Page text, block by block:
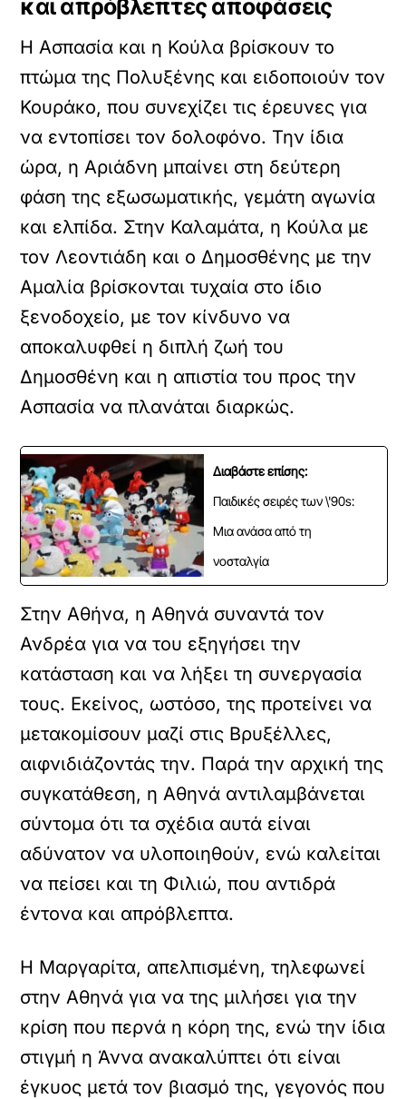
και απρόβλεπτες αποφάσεις
Η Ασπασία και η Κούλα βρίσκουν το
πτώμα της Πολυξένης και ειδοποιούν τον
Κουράκο, που συνεχίζει τις έρευνες για
να εντοπίσει τον δολοφόνο. Την ίδια
ώρα, η Αριάδνη μπαίνει στη δεύτερη
φάση της εξωσωματικής, γεμάτη αγωνία
και ελπίδα. Στην Καλαμάτα, η Κούλα με
τον Λεοντιάδη και ο Δημοσθένης με την
Αμαλία βρίσκονται τυχαία στο ίδιο
ξενοδοχείο, με τον κίνδυνο να
αποκαλυφθεί η διπλή ζωή του
Δημοσθένη και η απιστία του προς την
Ασπασία να πλανάται διαρκώς.
Διαβάστε επίσης:
Παιδικές σειρές των \'90s:
Μια ανάσα από τη
νοσταλγία
Στην Αθήνα, η Αθηνά συναντά τον
Ανδρέα για να του εξηγήσει την
κατάσταση και να λήξει τη συνεργασία
τους. Εκείνος, ωστόσο, της προτείνει να
μετακομίσουν μαζί στις Βρυξέλλες,
αιφνιδιάζοντάς την. Παρά την αρχική της
συγκατάθεση, η Αθηνά αντιλαμβάνεται
σύντομα ότι τα σχέδια αυτά είναι
αδύνατον να υλοποιηθούν, ενώ καλείται
να πείσει και τη Φιλιώ, που αντιδρά
έντονα και απρόβλεπτα.
Η Μαργαρίτα, απελπισμένη, τηλεφωνεί
στην Αθηνά για να της μιλήσει για την
κρίση που περνά η κόρη της, ενώ την ίδια
στιγμή η Άννα ανακαλύπτει ότι είναι
έγκυος μετά τον βιασμό της, γεγονός που